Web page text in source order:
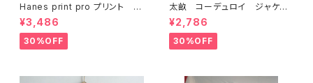
Hanes print pro プリント ス
ウェット L ブルー
¥3,486
30%OFF
太畝 コーデュロイ ジャケッ
ト ブラウン キャメル
¥2,786
30%OFF